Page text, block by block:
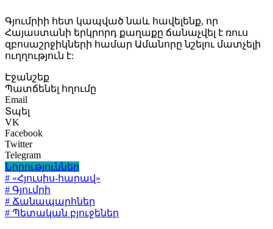
Գյումրիի հետ կապված նաև հավելենք, որ
Հայաստանի երկրորդ քաղաքը ճանաչվել է ռուս
զբոսաշրջիկների համար Ամանորը նշելու մատչելի
ուղղություն է:
Էջանշեք
Պատճենել հղումը
Email
Տպել
VK
Facebook
Twitter
Telegram
Նորություններ
# «Հյուսիս-հարավ»
# Գյումրի
# Ճանապարհներ
# Պետական բյուջեներ